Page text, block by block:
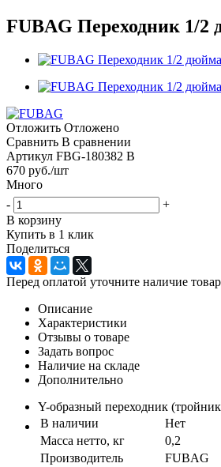
FUBAG Переходник 1/
Отложить Отложено
Сравнить В сравнении
Артикул FBG-180382 B
670 руб./шт
Много
-
+
В корзину
Купить в 1 клик
Поделиться
Перед оплатой уточните наличие
Описание
Характеристики
Отзывы о товаре
Задать вопрос
Наличие на складе
Дополнительно
Y-образный переходник
В наличии
Нет
Масса нетто, кг
0,2
Производитель
FUBAG